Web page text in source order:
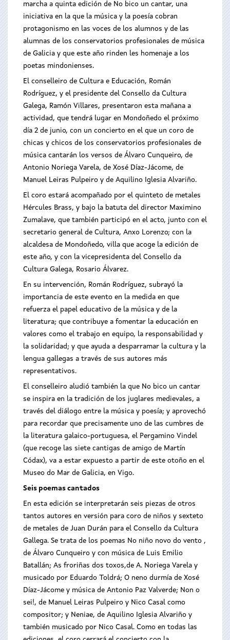
marcha a quinta edición de No bico un cantar, una
iniciativa en la que la música y la poesía cobran
protagonismo en las voces de los alumnos y de las
alumnas de los conservatorios profesionales de música
de Galicia y que este año rinden les homenaje a los
poetas mindonienses.
El conselleiro de Cultura e Educación, Román
Rodríguez, y el presidente del Consello da Cultura
Galega, Ramón Villares, presentaron esta mañana a
actividad, que tendrá lugar en Mondoñedo el próximo
día 2 de junio, con un concierto en el que un coro de
chicas y chicos de los conservatorios profesionales de
música cantarán los versos de Álvaro Cunqueiro, de
Antonio Noriega Varela, de Xosé Díaz-Jácome, de
Manuel Leiras Pulpeiro y de Aquilino Iglesia Alvariño.
El coro estará acompañado por el quinteto de metales
Hércules Brass, y bajo la batuta del director Maximino
Zumalave, que también participó en el acto, junto con el
secretario general de Cultura, Anxo Lorenzo; con la
alcaldesa de Mondoñedo, villa que acoge la edición de
este año, y con la vicepresidenta del Consello da
Cultura Galega, Rosario Álvarez.
En su intervención, Román Rodríguez, subrayó la
importancia de este evento en la medida en que
refuerza el papel educativo de la música y de la
literatura; que contribuye a fomentar la educación en
valores como el trabajo en equipo, la responsabilidad y
la solidaridad; y que ayuda a desparramar la cultura y la
lengua gallegas a través de sus autores más
representativos.
El conselleiro aludió también la que No bico un cantar
se inspira en la tradición de los juglares medievales, a
través del diálogo entre la música y poesía; y aprovechó
para recordar que precisamente uno de las cumbres de
la literatura galaico-portuguesa, el Pergamino Vindel
(que recoge las siete cantigas de amigo de Martín
Códax), va a estar expuesto a partir de este otoño en el
Museo do Mar de Galicia, en Vigo.
Seis poemas cantados
En esta edición se interpretarán seis piezas de otros
tantos autores en versión para coro de niños y sexteto
de metales de Juan Durán para el Consello da Cultura
Gallega. Se trata de los poemas No niño novo do vento ,
de Álvaro Cunqueiro y con música de Luis Emilio
Batallán; As froriñas dos toxos,de A. Noriega Varela y
musicado por Eduardo Toldrá; O neno durmía de Xosé
Díaz-Jácome y música de Antonio Paz Valverde; Non o
sei!, de Manuel Leiras Pulpeiro y Nico Casal como
compositor; y Neniae, de Aquilino Iglesia Alvariño y
también musicado por Nico Casal. Como en todas las